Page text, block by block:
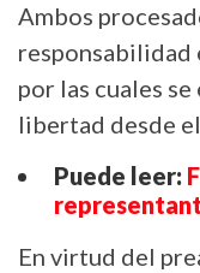
Ambos
responsabilidad
por las cuales
libertad desde
Puede leer:
En virtud del